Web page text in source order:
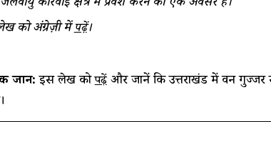
को अंग्रेज़ी मेंपढ़ें।
जानें:इस लेख कोपढ़ेंऔर जानें कि उत्तराखंड में वन गुज्जर